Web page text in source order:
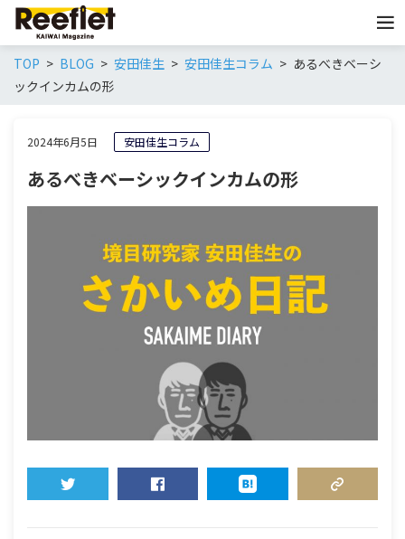
TOP BLOG 安田佳生 安田佳生コラム
あるべきベーシ
ックインカムの形
2024年6月5日 安田佳生コラム
あるべきベーシックインカムの形